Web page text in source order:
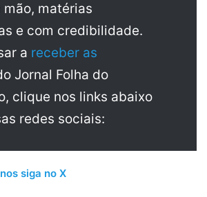
mão, matérias
e com credibilidade.
a receber as
Jornal Folha do
clique nos links abaixo
redes sociais:
siga no X